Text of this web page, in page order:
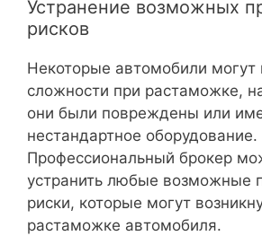
Устранение возможных
рисков
Некоторые автомобили могут
сложности при растаможке,
они были повреждены или
нестандартное оборудование.
Профессиональный брокер
устранить любые возможные
риски, которые могут
растаможке автомобиля.